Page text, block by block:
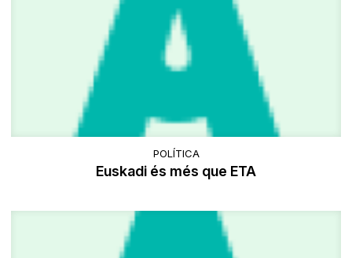
POLÍTICA
Euskadi és més que ETA